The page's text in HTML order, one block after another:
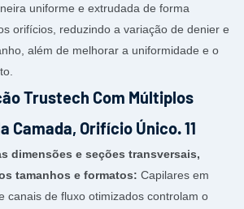
uniforme e extrudada de forma
orifícios, reduzindo a variação de denier e
além de melhorar a uniformidade e o
dimensões e seções transversais,
tamanhos e formatos: Capilares em
canais de fluxo otimizados controlam o